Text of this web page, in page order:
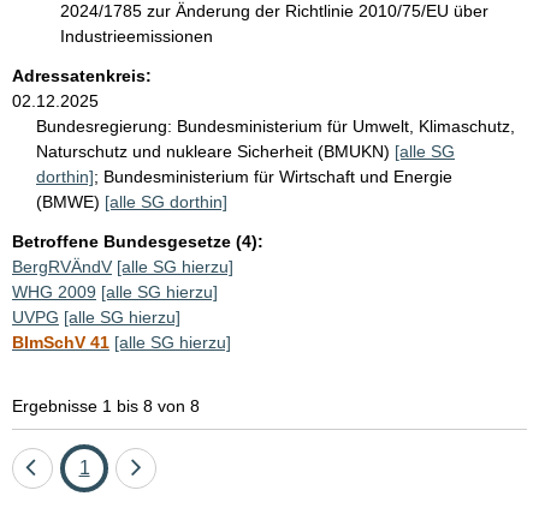
2024/1785 zur Änderung der Richtlinie 2010/75/EU über
Industrieemissionen
Adressatenkreis:
02.12.2025
Bundesregierung: Bundesministerium für Umwelt, Klimaschutz,
Naturschutz und nukleare Sicherheit (BMUKN) [alle SG
dorthin]; Bundesministerium für Wirtschaft und Energie
(BMWE) [alle SG dorthin]
Betroffene Bundesgesetze (4):
BergRVÄndV [alle SG hierzu]
WHG 2009 [alle SG hierzu]
UVPG [alle SG hierzu]
BImSchV 41 [alle SG hierzu]
Ergebnisse 1 bis 8 von 8
EineSeite
1
Eine